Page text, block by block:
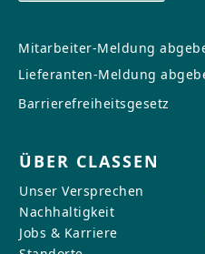
Mitarbeiter-Meldung
Lieferanten-Meldung
Barrierefreiheitsgesetz
ÜBER CLASSEN
Unser Versprechen
Nachhaltigkeit
Jobs & Karriere